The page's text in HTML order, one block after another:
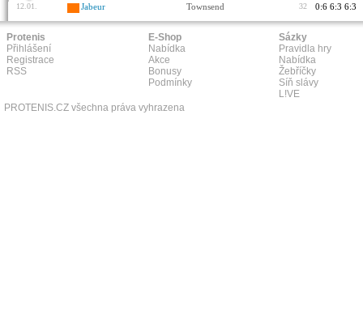
12.01. Jabeur Townsend 32 0:6 6:3 6:3
Protenis
Přihlášení
Registrace
RSS
E-Shop
Nabídka
Akce
Bonusy
Podmínky
Sázky
Pravidla hry
Nabídka
Žebříčky
Síň slávy
L!VE
PROTENIS.CZ všechna práva vyhrazena